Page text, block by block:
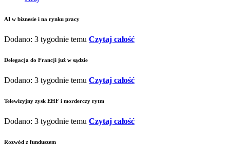
AI w biznesie i na rynku pracy
Dodano: 3 tygodnie temu Czytaj całość
Delegacja do Francji już w sądzie
Dodano: 3 tygodnie temu Czytaj całość
Telewizyjny zysk EHF i morderczy rytm
Dodano: 3 tygodnie temu Czytaj całość
Rozwód z funduszem